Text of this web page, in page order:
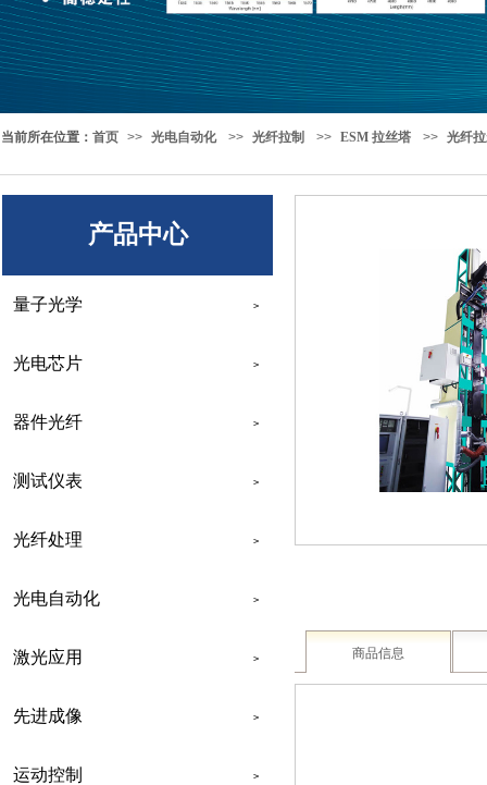
商品信息
产品中心
量子光学 >
光电芯片 >
器件光纤 >
测试仪表 >
光纤处理 >
光电自动化 >
激光应用 >
先进成像 >
运动控制 >
当前所在位置 ： 首页 >> 光电自动化 >> 光纤拉制 >> ESM 拉丝塔 >> 光纤